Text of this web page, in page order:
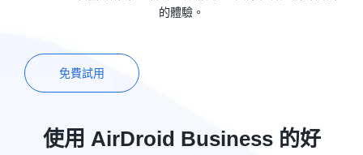
的體驗。
免費試用
使用 AirDroid Business 的好